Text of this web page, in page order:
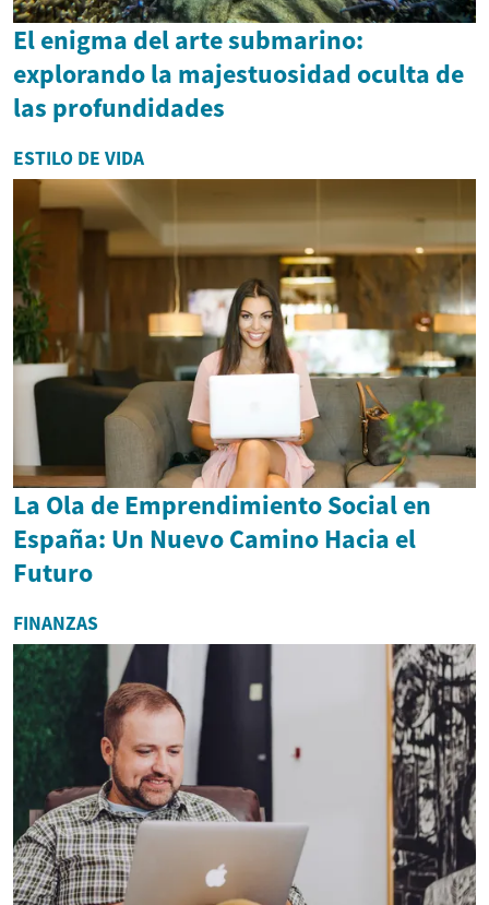
El enigma del arte submarino:
explorando la majestuosidad oculta de
las profundidades
ESTILO DE VIDA
La Ola de Emprendimiento Social en
España: Un Nuevo Camino Hacia el
Futuro
FINANZAS